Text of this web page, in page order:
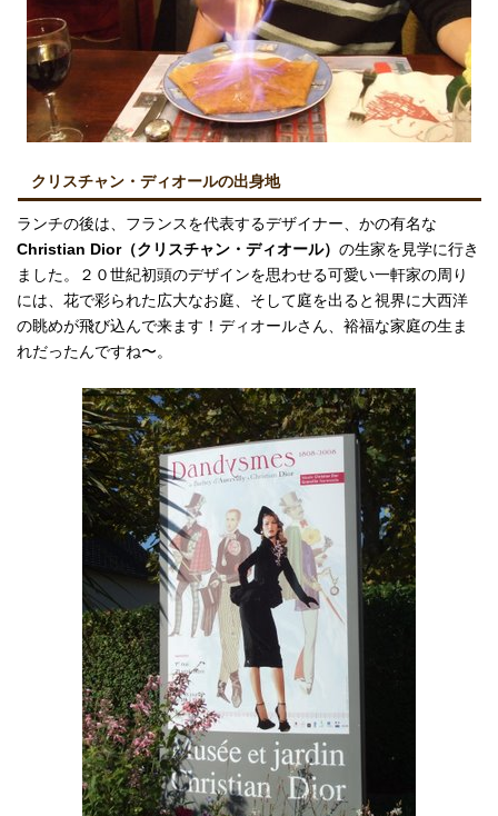
クリスチャン・ディオールの出身地
ランチの後は、フランスを代表するデザイナー、かの有名な
Christian Dior（クリスチャン・ディオール） の生家を見学に行き
ました。２０世紀初頭のデザインを思わせる可愛い一軒家の周り
には、花で彩られた広大なお庭、そして庭を出ると視界に大西洋
の眺めが飛び込んで来ます！ディオールさん、裕福な家庭の生ま
れだったんですね〜。